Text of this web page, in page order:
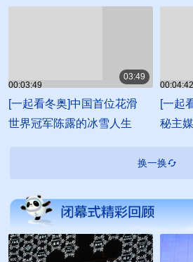
00:03:49
03:49
[一起看冬奥]中国首位花滑
世界冠军陈露的冰雪人生
00:04:42
[一起
秘主
换一换